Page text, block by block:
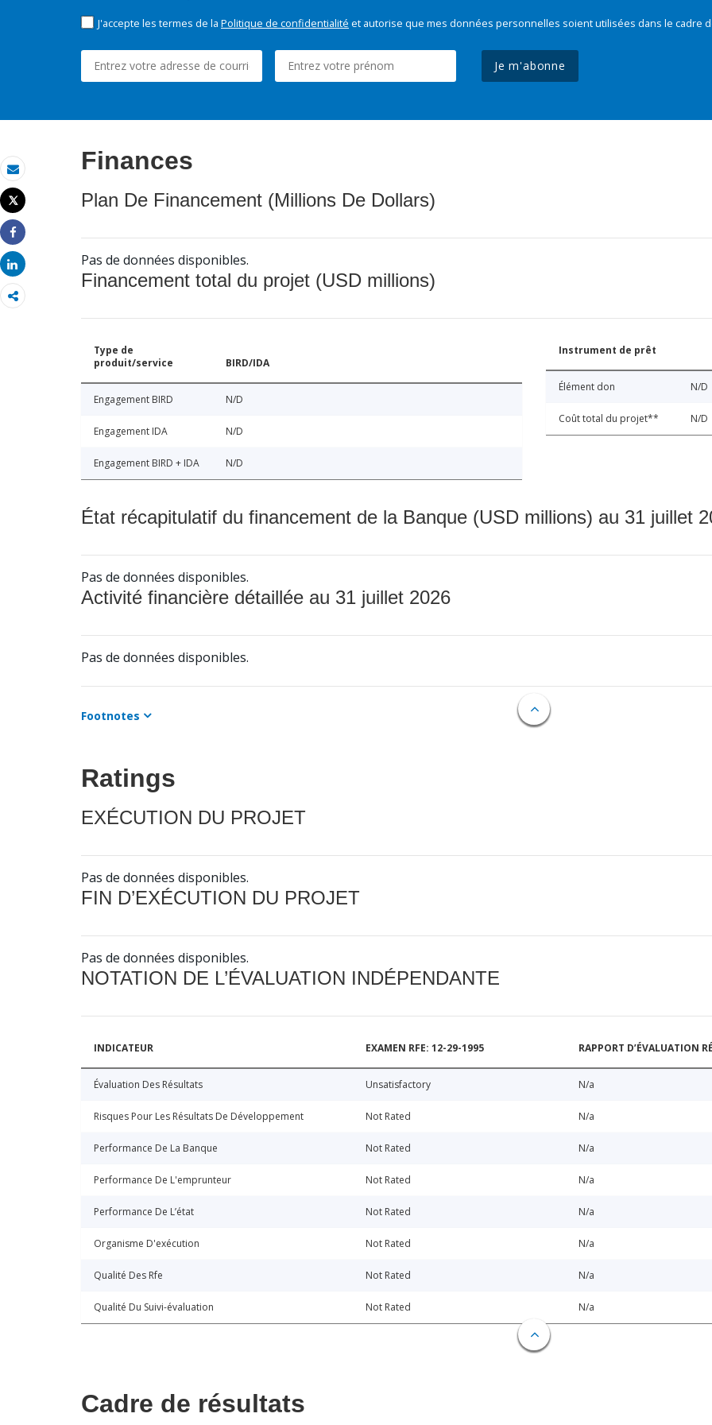
Email
Imprimer
Tweet
Share
Share
J'accepte les termes de la Politique de confidentialité et autorise que mes données personnelles soient utilisées dans le cadre
Je m'abonne
Finances
Plan De Financement (Millions De Dollars)
Pas de données disponibles.
Financement total du projet (USD millions)
Type de
produit/service
BIRD/IDA
Engagement BIRD N/D
Engagement IDA N/D
Engagement BIRD + IDA N/D
Instrument de prêt
Élément don N/D
Coût total du projet** N/D
État récapitulatif du financement de la Banque (USD millions) au 31 juillet
Pas de données disponibles.
Activité financière détaillée au 31 juillet 2026
Pas de données disponibles.
Footnotes
Ratings
EXÉCUTION DU PROJET
Pas de données disponibles.
FIN D’EXÉCUTION DU PROJET
Pas de données disponibles.
NOTATION DE L’ÉVALUATION INDÉPENDANTE
INDICATEUR EXAMEN RFE: 12-29-1995 RAPPORT D’ÉVALUATION
Évaluation Des Résultats Unsatisfactory N/a
Risques Pour Les Résultats De Développement Not Rated N/a
Performance De La Banque Not Rated N/a
Performance De L'emprunteur Not Rated N/a
Performance De L’état Not Rated N/a
Organisme D'exécution Not Rated N/a
Qualité Des Rfe Not Rated N/a
Qualité Du Suivi-évaluation Not Rated N/a
Cadre de résultats